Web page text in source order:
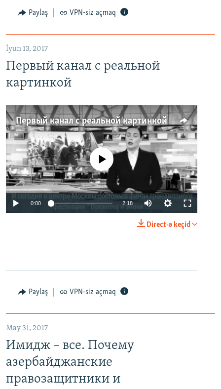
Paylaş VPN-siz açmaq
İyun 13, 2017
Первый канал с реальной
картинкой
Первый канал с реальной картинкой
No media source currently available
0:00 2:18
Direct-ə keçid
Paylaş VPN-siz açmaq
May 31, 2017
Имидж – все. Почему
азербайджанские
правозащитники и